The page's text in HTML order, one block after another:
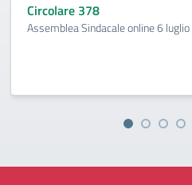
Circolare 378
Assemblea Sindacale online 6